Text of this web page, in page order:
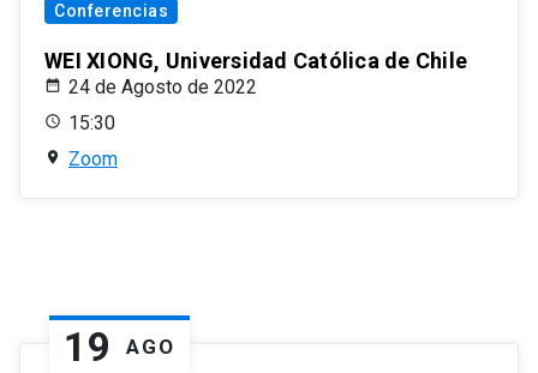
Conferencias
WEI XIONG, Universidad Católica de Chile
24 de Agosto de 2022
15:30
Zoom
19 AGO